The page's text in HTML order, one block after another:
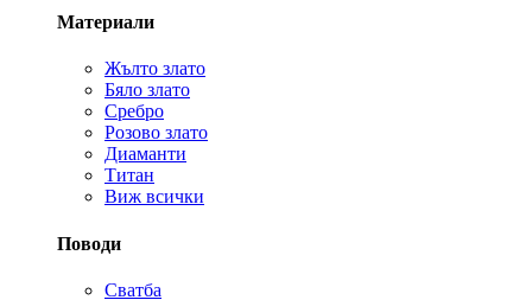
Материали
Жълто злато
Бяло злато
Сребро
Розово злато
Диаманти
Титан
Виж всички
Поводи
Сватба